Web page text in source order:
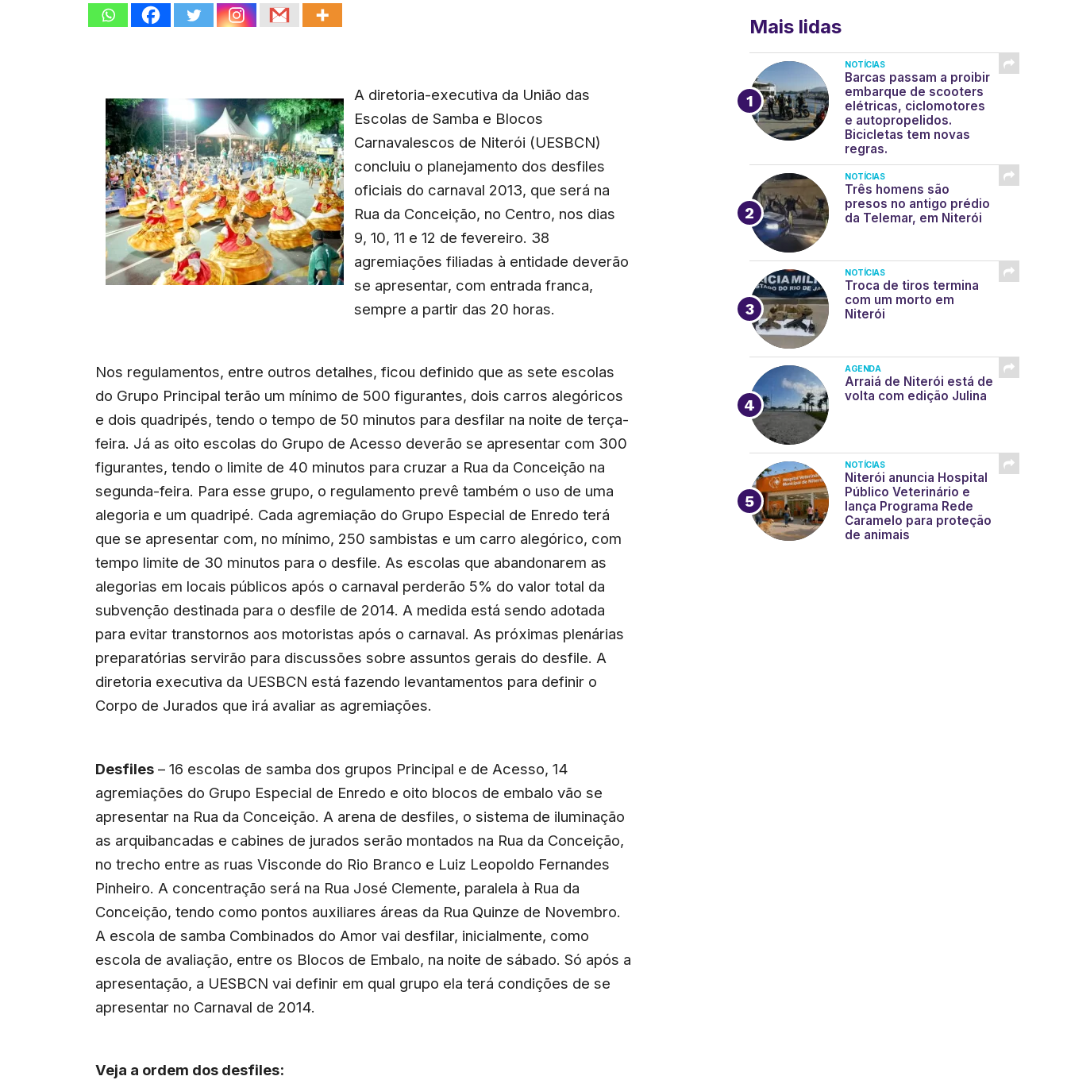
A diretoria-executiva da União das
Escolas de Samba e Blocos
Carnavalescos de Niterói (UESBCN)
concluiu o planejamento dos desfiles
oficiais do carnaval 2013, que será na
Rua da Conceição, no Centro, nos dias
9, 10, 11 e 12 de fevereiro. 38
agremiações filiadas à entidade deverão
se apresentar, com entrada franca,
sempre a partir das 20 horas.
Nos regulamentos, entre outros detalhes, ficou definido que as sete escolas
do Grupo Principal terão um mínimo de 500 figurantes, dois carros alegóricos
e dois quadripés, tendo o tempo de 50 minutos para desfilar na noite de terça-
feira. Já as oito escolas do Grupo de Acesso deverão se apresentar com 300
figurantes, tendo o limite de 40 minutos para cruzar a Rua da Conceição na
segunda-feira. Para esse grupo, o regulamento prevê também o uso de uma
alegoria e um quadripé. Cada agremiação do Grupo Especial de Enredo terá
que se apresentar com, no mínimo, 250 sambistas e um carro alegórico, com
tempo limite de 30 minutos para o desfile. As escolas que abandonarem as
alegorias em locais públicos após o carnaval perderão 5% do valor total da
subvenção destinada para o desfile de 2014. A medida está sendo adotada
para evitar transtornos aos motoristas após o carnaval. As próximas plenárias
preparatórias servirão para discussões sobre assuntos gerais do desfile. A
diretoria executiva da UESBCN está fazendo levantamentos para definir o
Corpo de Jurados que irá avaliar as agremiações.
Desfiles – 16 escolas de samba dos grupos Principal e de Acesso, 14
agremiações do Grupo Especial de Enredo e oito blocos de embalo vão se
apresentar na Rua da Conceição. A arena de desfiles, o sistema de iluminação
as arquibancadas e cabines de jurados serão montados na Rua da Conceição,
no trecho entre as ruas Visconde do Rio Branco e Luiz Leopoldo Fernandes
Pinheiro. A concentração será na Rua José Clemente, paralela à Rua da
Conceição, tendo como pontos auxiliares áreas da Rua Quinze de Novembro.
A escola de samba Combinados do Amor vai desfilar, inicialmente, como
escola de avaliação, entre os Blocos de Embalo, na noite de sábado. Só após a
apresentação, a UESBCN vai definir em qual grupo ela terá condições de se
apresentar no Carnaval de 2014.
Veja a ordem dos desfiles:
Mais lidas
NOTÍCIAS
Barcas passam a proibir
embarque de scooters
elétricas, ciclomotores
e autopropelidos.
Bicicletas tem novas
regras.
NOTÍCIAS
Três homens são
presos no antigo prédio
da Telemar, em Niterói
NOTÍCIAS
Troca de tiros termina
com um morto em
Niterói
AGENDA
Arraiá de Niterói está de
volta com edição Julina
NOTÍCIAS
Niterói anuncia Hospital
Público Veterinário e
lança Programa Rede
Caramelo para proteção
de animais